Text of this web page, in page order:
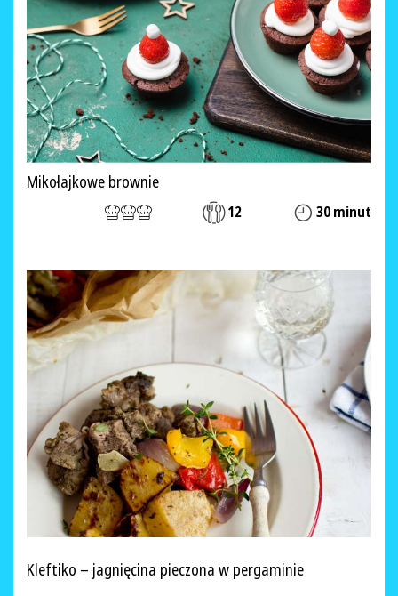
Mikołajkowe brownie
12 30 minut
Kleftiko – jagnięcina pieczona w pergaminie